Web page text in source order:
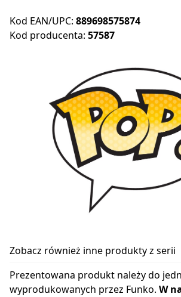
Kod EAN/UPC: 889698575874
Kod producenta: 57587
Zobacz również inne produkty z serii
Prezentowana produkt należy do
wyprodukowanych przez Funko. W